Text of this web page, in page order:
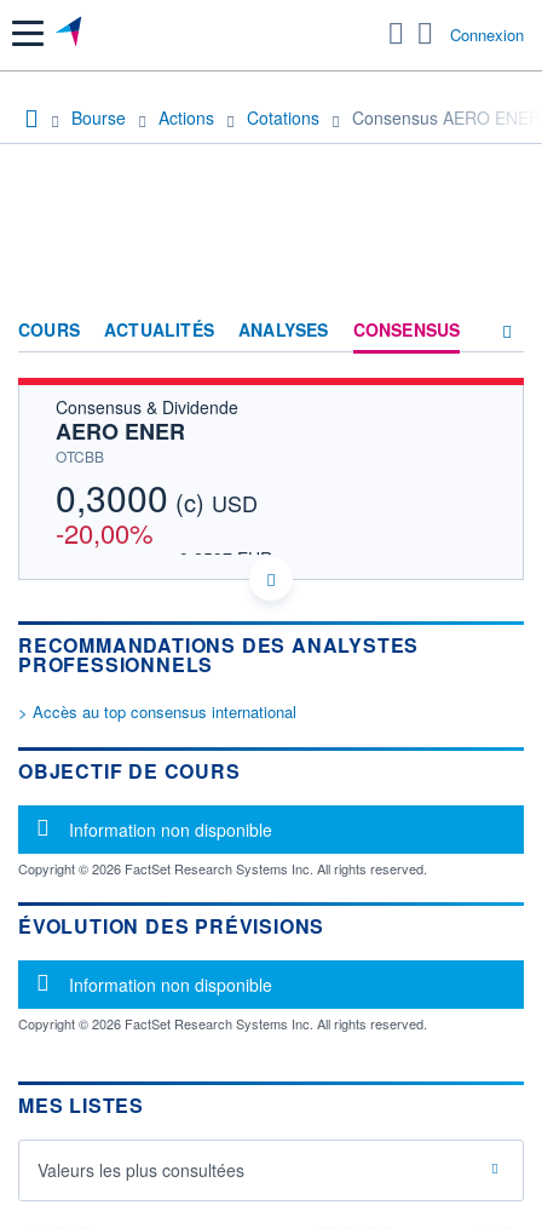
Menu Connexion
Bourse Actions Cotations Consensus AERO ENER
COURS ACTUALITÉS ANALYSES CONSENSUS
Consensus & Dividende
AERO ENER
OTCBB
0,3000 (c) USD
-20,00%
0,2597 EUR
DONNÉES TEMPS DIFFÉRÉ
Politique d'exécution
Cotation sur les autres places
OUVERTURE CLÔTURE VEILLE
0,0000
0
VALORISATION
LIMITE À LA
BAISSE
0,0000
LIMITE À LA
HAUSSE
0,0000
RENDEMENT
ESTIMÉ 2026
- -
11.05.26 / 19:40:14
Non éligible
Boursobank
RECOMMANDATIONS DES ANALYSTES
PROFESSIONNELS
> Accès au top consensus international
OBJECTIF DE COURS
Message d'information
Information non disponible
Copyright © 2026 FactSet Research Systems Inc. All rights reserved.
ÉVOLUTION DES PRÉVISIONS
Message d'information
Information non disponible
Copyright © 2026 FactSet Research Systems Inc. All rights reserved.
MES LISTES
Valeurs les plus consultées